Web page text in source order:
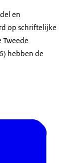
en
op schriftelijke
hebben de